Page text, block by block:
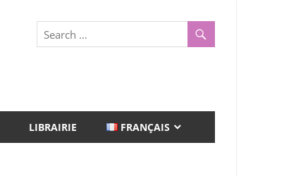
LIBRAIRIE FRANÇAIS